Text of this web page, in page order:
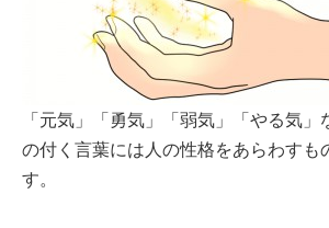
「元気」「勇気」「弱気」「やる気」
の付く言葉には人の性格をあらわすも
す。